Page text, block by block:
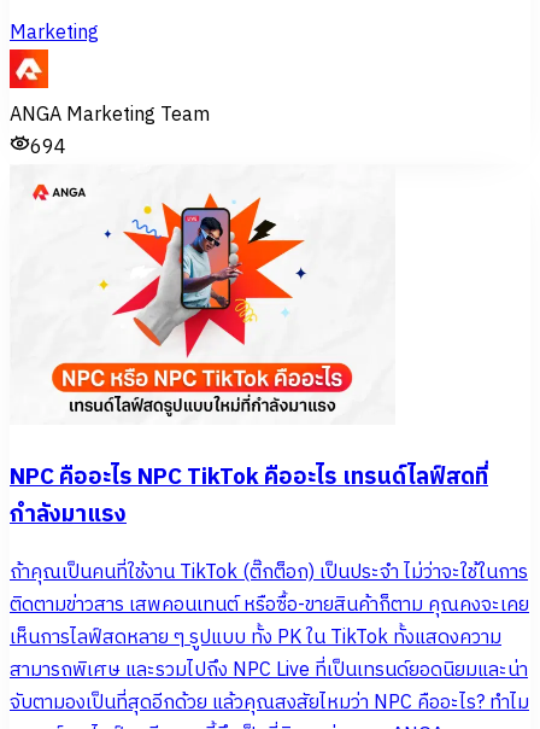
Marketing
ANGA Marketing Team
694
NPC คืออะไร NPC TikTok คืออะไร เทรนด์ไลฟ์สดที่
กำลังมาแรง
ถ้าคุณเป็นคนที่ใช้งาน TikTok (ติ๊กต็อก) เป็นประจำ ไม่ว่าจะใช้ในการ
ติดตามข่าวสาร เสพคอนเทนต์ หรือซื้อ-ขายสินค้าก็ตาม คุณคงจะเคย
เห็นการไลฟ์สดหลาย ๆ รูปแบบ ทั้ง PK ใน TikTok ทั้งแสดงความ
สามารถพิเศษ และรวมไปถึง NPC Live ที่เป็นเทรนด์ยอดนิยมและน่า
จับตามองเป็นที่สุดอีกด้วย แล้วคุณสงสัยไหมว่า NPC คืออะไร? ทำไม